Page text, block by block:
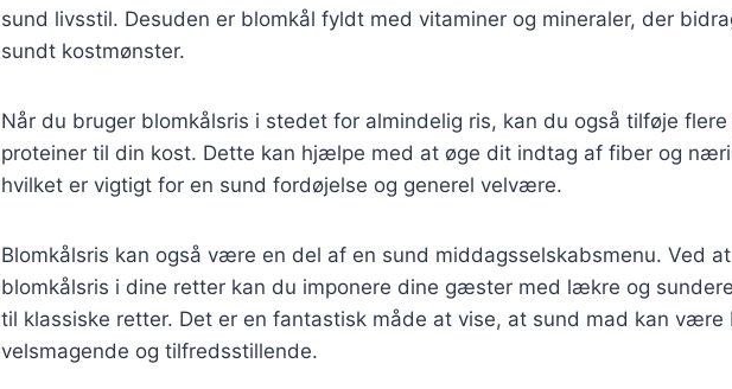
sund livsstil. Desuden er blomkål fyldt med vitaminer og mineraler, der
sundt kostmønster.
Når du bruger blomkålsris i stedet for almindelig ris, kan du også tilføje
proteiner til din kost. Dette kan hjælpe med at øge dit indtag af fiber og
hvilket er vigtigt for en sund fordøjelse og generel velvære.
Blomkålsris kan også være en del af en sund middagsselskabsmenu. Ved
blomkålsris i dine retter kan du imponere dine gæster med lækre og
til klassiske retter. Det er en fantastisk måde at vise, at sund mad kan være
velsmagende og tilfredsstillende.